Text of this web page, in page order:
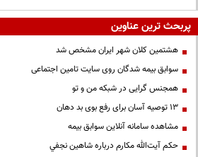
پربحث ترین عناوین
هشتمین کلان شهر ایران مشخص شد
سوابق بیمه شدگان روی سایت تامین اجتماعی
همجنس گرایی در شبکه من و تو
13 توصیه آسان برای رفع بوی بد دهان
مشاهده سامانه آنلاين سوابق بیمه
حكم آيت‌الله مكارم درباره شاهين نجفي